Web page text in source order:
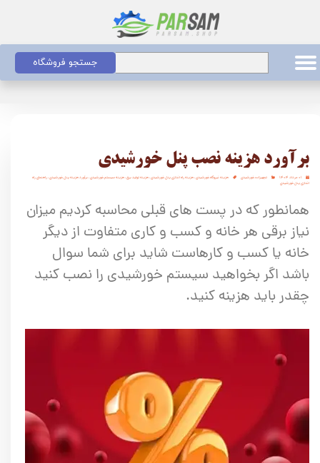
جستجو فروشگاه
برآورد هزینه نصب پنل خورشیدی
۰۱ مرداد ۱۴۰۴ تجهیزات خورشیدی هزینه نیروگاه خورشیدی،هزینه راه اندازی پنل خورشیدی،هزینه تولید برق،هزینه سیستم خورشیدی،برآورد هزینه پنل خورشیدی،راهنمای راه
اندازی پنل خورشیدی
همانطور که در پست های قبلی محاسبه کردیم میزان
نیاز برقی هر خانه و کسب و کاری متفاوت از دیگر
خانه یا کسب و کارهاست شاید برای شما سوال
باشد اگر بخواهید سیستم‌ خورشیدی را نصب کنید
چقدر باید هزینه کنید.